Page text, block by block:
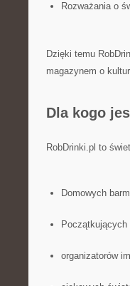
Rozważania o
Dzięki temu
magazynem o
Dla kogo
RobDrinki.pl to
Domowych
organizatorów